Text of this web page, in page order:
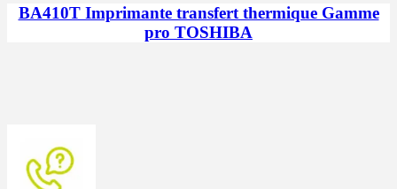
BA410T Imprimante transfert thermique Gamme
pro TOSHIBA